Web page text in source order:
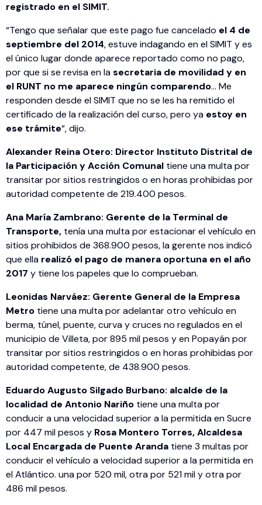
registrado en el SIMIT.
“Tengo que señalar que este pago fue cancelado el 4 de
septiembre del 2014, estuve indagando en el SIMIT y es
el único lugar donde aparece reportado como no pago,
por que si se revisa en lasecretaria de movilidad y en
el RUNT no me aparece ningún comparendo… Me
responden desde el SIMIT que no se les ha remitido el
certificado de la realización del curso, pero ya estoy en
ese trámite“, dijo.
Alexander Reina Otero: Director Instituto Distrital de
la Participación y Acción Comunal tiene una multa por
transitar por sitios restringidos o en horas prohibidas por
autoridad competente de 219.400 pesos.
Ana María Zambrano: Gerente de la Terminal de
Transporte, tenía una multa por estacionar el vehículo en
sitios prohibidos de 368.900 pesos, la gerente nos indicó
que ella realizó el pago de manera oportuna en el año
2017 y tiene los papeles que lo comprueban.
Leonidas Narváez: Gerente General de la Empresa
Metro tiene una multa por adelantar otro vehículo en
berma, túnel, puente, curva y cruces no regulados en el
municipio de Villeta, por 895 mil pesos y en Popayán por
transitar por sitios restringidos o en horas prohibidas por
autoridad competente, de 438.900 pesos.
Eduardo Augusto Silgado Burbano: alcalde de la
localidad de Antonio Nariño tiene una multa por
conducir a una velocidad superior a la permitida en Sucre
por 447 mil pesos y Rosa Montero Torres, Alcaldesa
Local Encargada de Puente Aranda tiene 3 multas por
conducir el vehículo a velocidad superior a la permitida en
el Atlántico. una por 520 mil, otra por 521 mil y otra por
486 mil pesos.